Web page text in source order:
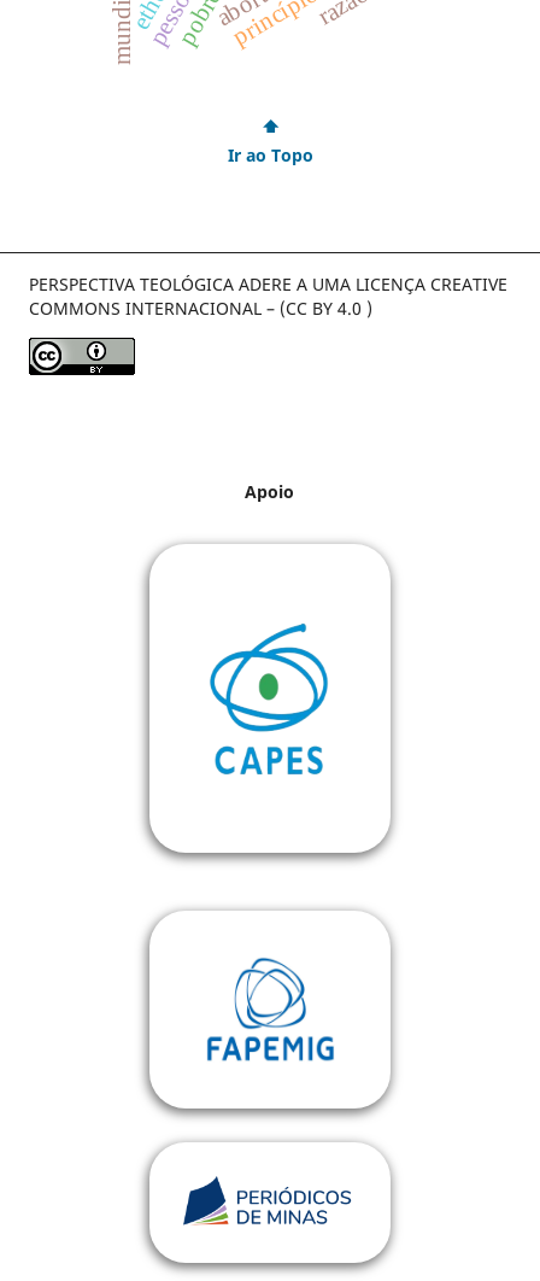
mundial
⬆
Ir ao Topo
PERSPECTIVA TEOLÓGICA ADERE A UMA LICENÇA CREATIVE
COMMONS INTERNACIONAL – (CC BY 4.0 )
Apoio